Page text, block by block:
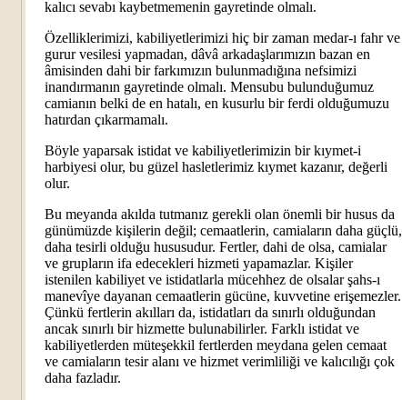
kalıcı sevabı kaybetmemenin gayretinde olmalı.
Özelliklerimizi, kabiliyetlerimizi hiç bir zaman medar-ı fahr ve
gurur vesilesi yapmadan, dâvâ arkadaşlarımızın bazan en
âmisinden dahi bir farkımızın bulunmadığına nefsimizi
inandırmanın gayretinde olmalı. Mensubu bulunduğumuz
camianın belki de en hatalı, en kusurlu bir ferdi olduğumuzu
hatırdan çıkarmamalı.
Böyle yaparsak istidat ve kabiliyetlerimizin bir kıymet-i
harbiyesi olur, bu güzel hasletlerimiz kıymet kazanır, değerli
olur.
Bu meyanda akılda tutmanız gerekli olan önemli bir husus da
günümüzde kişilerin değil; cemaatlerin, camiaların daha güçlü,
daha tesirli olduğu hususudur. Fertler, dahi de olsa, camialar
ve grupların ifa edecekleri hizmeti yapamazlar. Kişiler
istenilen kabiliyet ve istidatlarla mücehhez de olsalar şahs-ı
manevîye dayanan cemaatlerin gücüne, kuvvetine erişemezler.
Çünkü fertlerin akılları da, istidatları da sınırlı olduğundan
ancak sınırlı bir hizmette bulunabilirler. Farklı istidat ve
kabiliyetlerden müteşekkil fertlerden meydana gelen cemaat
ve camiaların tesir alanı ve hizmet verimliliği ve kalıcılığı çok
daha fazladır.